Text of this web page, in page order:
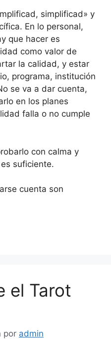
simplificad» y
En lo personal,
que hacer es
como valor de
la calidad, y estar
programa, institución
se va a dar cuenta,
en los planes
falla o no cumple
con calma y
suficiente.
cuenta son
el Tarot
por admin